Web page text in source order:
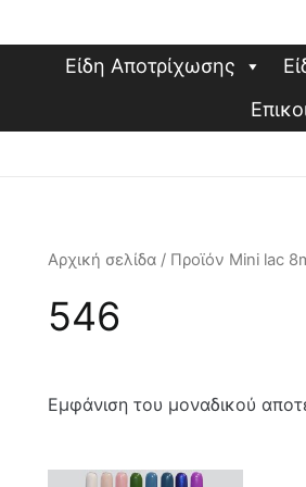
Είδη Αποτρίχωσης
Αρχική σελίδα / Προϊόν Mini lac
546
Εμφάνιση του μοναδικού
Αυτό